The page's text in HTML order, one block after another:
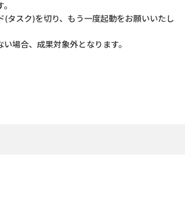
タスク)を切り、もう一度起動をお願いいたし
場合、成果対象外となります。